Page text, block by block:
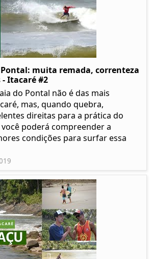
muita remada, correnteza
Itacaré #2
do Pontal não é das mais
mas, quando quebra,
direitas para a prática do
poderá compreender a
condições para surfar essa